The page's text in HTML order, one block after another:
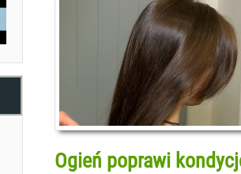
Ogień poprawi